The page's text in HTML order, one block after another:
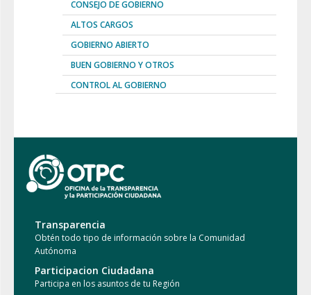
CONSEJO DE GOBIERNO
ALTOS CARGOS
GOBIERNO ABIERTO
BUEN GOBIERNO Y OTROS
CONTROL AL GOBIERNO
Transparencia
Obtén todo tipo de información sobre la Comunidad
Autónoma
Participacion Ciudadana
Participa en los asuntos de tu Región